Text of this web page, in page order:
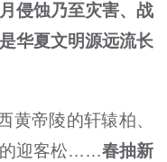
侵蚀乃至灾害、战
华夏文明源远流长
黄帝陵的轩辕柏、
的迎客松……春抽新